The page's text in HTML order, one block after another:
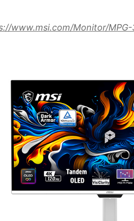
www.msi.com/Monitor/MPG-